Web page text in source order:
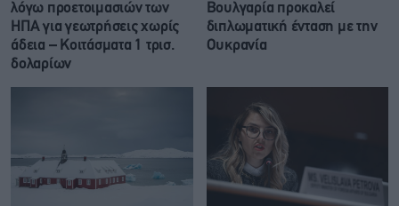
λόγω προετοιμασιών των
ΗΠΑ για γεωτρήσεις χωρίς
άδεια – Κοιτάσματα 1 τρισ.
δολαρίων
Βουλγαρία προκαλεί
διπλωματική ένταση με την
Ουκρανία